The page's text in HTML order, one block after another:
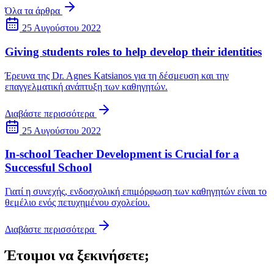
Όλα τα άρθρα
25 Αυγούστου 2022
Giving students roles to help develop their identities
Έρευνα της Dr. Agnes Katsianos για τη δέσμευση και την
επαγγελματική ανάπτυξη των καθηγητών.
Διαβάστε περισσότερα
25 Αυγούστου 2022
In-school Teacher Development is Crucial for a
Successful School
Γιατί η συνεχής, ενδοσχολική επιμόρφωση των καθηγητών είναι το
θεμέλιο ενός πετυχημένου σχολείου.
Διαβάστε περισσότερα
Έτοιμοι να ξεκινήσετε;